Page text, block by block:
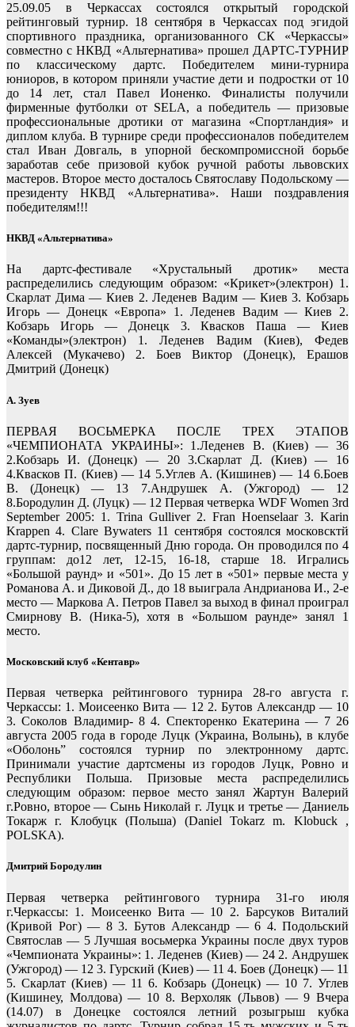
25.09.05 в Черкассах состоялся открытый городской
рейтинговый турнир. 18 сентября в Черкассах под эгидой
спортивного праздника, организованного СК «Черкассы»
совместно с НКВД «Альтернатива» прошел ДАРТС-ТУРНИР
по классическому дартс. Победителем мини-турнира
юниоров, в котором приняли участие дети и подростки от 10
до 14 лет, стал Павел Ионенко. Финалисты получили
фирменные футболки от SELA, а победитель — призовые
профессиональные дротики от магазина «Спортландия» и
диплом клуба. В турнире среди профессионалов победителем
стал Иван Довгаль, в упорной бескомпромиссной борьбе
заработав себе призовой кубок ручной работы львовских
мастеров. Второе место досталось Святославу Подольскому —
президенту НКВД «Альтернатива». Наши поздравления
победителям!!!
НКВД «Альтернатива»
На дартс-фестивале «Хрустальный дротик» места
распределились следующим образом: «Крикет»(электрон) 1.
Скарлат Дима — Киев 2. Леденев Вадим — Киев 3. Кобзарь
Игорь — Донецк «Европа» 1. Леденев Вадим — Киев 2.
Кобзарь Игорь — Донецк 3. Квасков Паша — Киев
«Команды»(электрон) 1. Леденев Вадим (Киев), Федев
Алексей (Мукачево) 2. Боев Виктор (Донецк), Ерашов
Дмитрий (Донецк)
А. Зуев
ПЕРВАЯ ВОСЬМЕРКА ПОСЛЕ ТРЕХ ЭТАПОВ
«ЧЕМПИОНАТА УКРАИНЫ»: 1.Леденев В. (Киев) — 36
2.Кобзарь И. (Донецк) — 20 3.Скарлат Д. (Киев) — 16
4.Квасков П. (Киев) — 14 5.Углев А. (Кишинев) — 14 6.Боев
В. (Донецк) — 13 7.Андрушек А. (Ужгород) — 12
8.Бородулин Д. (Луцк) — 12 Первая четверка WDF Women 3rd
September 2005: 1. Trina Gulliver 2. Fran Hoenselaar 3. Karin
Krappen 4. Clare Bywaters 11 сентября состоялся московсктй
дартс-турнир, посвященный Дню города. Он проводился по 4
группам: до12 лет, 12-15, 16-18, старше 18. Игрались
«Большой раунд» и «501». До 15 лет в «501» первые места у
Романова А. и Диковой Д., до 18 выиграла Андрианова И., 2-е
место — Маркова А. Петров Павел за выход в финал проиграл
Смирнову В. (Ника-5), хотя в «Большом раунде» занял 1
место.
Московский клуб «Кентавр»
Первая четверка рейтингового турнира 28-го августа г.
Черкассы: 1. Моисеенко Вита — 12 2. Бутов Александр — 10
3. Соколов Владимир- 8 4. Спекторенко Екатерина — 7 26
августа 2005 года в городе Луцк (Украина, Волынь), в клубе
«Оболонь” состоялся турнир по электронному дартс.
Принимали участие дартсмены из городов Луцк, Ровно и
Республики Польша. Призовые места распределились
следующим образом: первое место занял Жартун Валерий
г.Ровно, второе — Сынь Николай г. Луцк и третье — Даниель
Токарж г. Клобуцк (Польша) (Daniel Tokarz m. Klobuck ,
POLSKA).
Дмитрий Бородулин
Первая четверка рейтингового турнира 31-го июля
г.Черкассы: 1. Моисеенко Вита — 10 2. Барсуков Виталий
(Кривой Рог) — 8 3. Бутов Александр — 6 4. Подольский
Святослав — 5 Лучшая восьмерка Украины после двух туров
«Чемпионата Украины»: 1. Леденев (Киев) — 24 2. Андрушек
(Ужгород) — 12 3. Гурский (Киев) — 11 4. Боев (Донецк) — 11
5. Скарлат (Киев) — 11 6. Кобзарь (Донецк) — 10 7. Углев
(Кишинеу, Молдова) — 10 8. Верхоляк (Львов) — 9 Вчера
(14.07) в Донецке состоялся летний розыгрыш кубка